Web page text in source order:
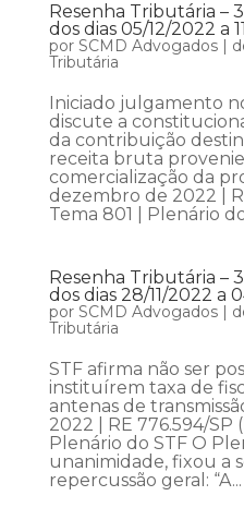
Resenha Tributária –
dos dias 05/12/2022 a
por SCMD Advogados|
Tributária
Iniciado julgamento
discute a
da contribuição
receita bruta
comercialização da
dezembro de 2022 |
Tema 801 | Plenário
Resenha Tributária –
dos dias 28/11/2022 a
por SCMD Advogados|
Tributária
STF afirma não ser
instituírem taxa de
antenas de
2022 | RE 776.594/SP
Plenário do STF O
unanimidade, fixou a
repercussão geral: “A...